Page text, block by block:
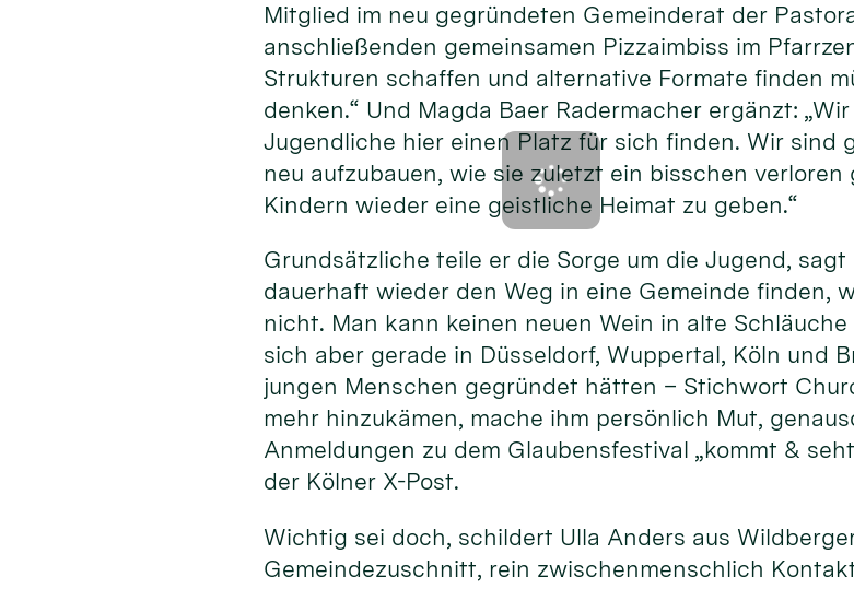
Mitglied im neu gegründeten Gemeinderat der
anschließenden gemeinsamen Pizzaimbiss im
Strukturen schaffen und alternative Formate finden
denken.“ Und Magda Baer Radermacher ergänzt:
Jugendliche hier einen Platz für sich finden. Wir sind
neu aufzubauen, wie sie zuletzt ein bisschen
Kindern wieder eine geistliche Heimat zu geben.“
Grundsätzliche teile er die Sorge um die Jugend, sagt
dauerhaft wieder den Weg in eine Gemeinde finden,
nicht. Man kann keinen neuen Wein in alte
sich aber gerade in Düsseldorf, Wuppertal, Köln und
jungen Menschen gegründet hätten – Stichwort
mehr hinzukämen, mache ihm persönlich Mut,
Anmeldungen zu dem Glaubensfestival „kommt &
der Kölner X-Post.
Wichtig sei doch, schildert Ulla Anders aus
Gemeindezuschnitt, rein zwischenmenschlich